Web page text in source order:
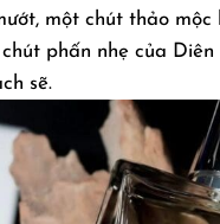
một chút thảo mộc
phấn nhẹ của
sẽ.